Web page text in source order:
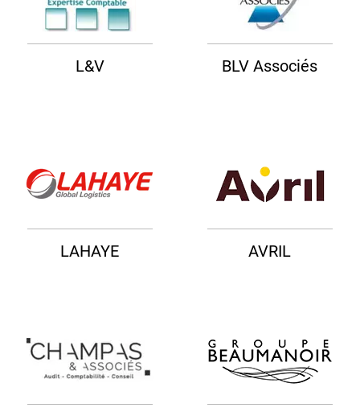
L&V BLV Associés
LAHAYE AVRIL